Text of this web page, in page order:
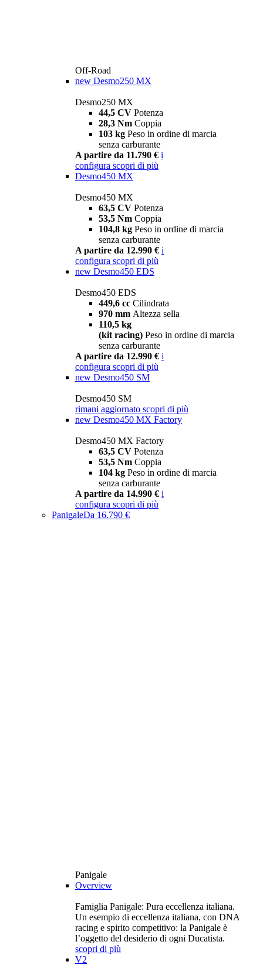
Off-Road
new Desmo250 MX
Desmo250 MX
44,5 CV Potenza
28,3 Nm Coppia
103 kg Peso in ordine di marcia
senza carburante
A partire da 11.790 € i
configura scopri di più
Desmo450 MX
Desmo450 MX
63,5 CV Potenza
53,5 Nm Coppia
104,8 kg Peso in ordine di marcia
senza carburante
A partire da 12.990 € i
configura scopri di più
new Desmo450 EDS
Desmo450 EDS
449,6 cc Cilindrata
970 mm Altezza sella
110,5 kg
(kit racing) Peso in ordine di marcia
senza carburante
A partire da 12.990 € i
configura scopri di più
new Desmo450 SM
Desmo450 SM
rimani aggiornato scopri di più
new Desmo450 MX Factory
Desmo450 MX Factory
63,5 CV Potenza
53,5 Nm Coppia
104 kg Peso in ordine di marcia
senza carburante
A partire da 14.990 € i
configura scopri di più
PanigaleDa 16.790 €
Panigale
Overview
Famiglia Panigale: Pura eccellenza italiana.
Un esempio di eccellenza italiana, con DNA
racing e spirito competitivo: la Panigale è
l’oggetto del desiderio di ogni Ducatista.
scopri di più
V2